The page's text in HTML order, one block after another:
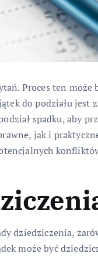
Proces ten może
do podziału jest
spadku, aby
jak i
dziedziczenia,
może być